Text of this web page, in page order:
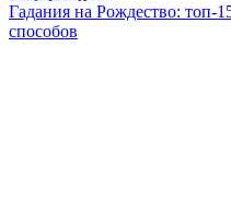
Гадания на Рождество: топ-
способов